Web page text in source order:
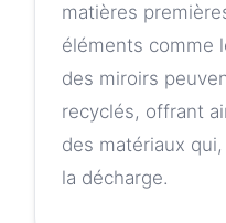
matières
éléments comme
des miroirs
recyclés, offrant
des matériaux
la décharge.